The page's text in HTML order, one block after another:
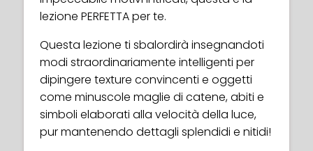
lezione PERFETTA per te.
Questa lezione ti sbalordirà insegnandoti
modi straordinariamente intelligenti per
dipingere texture convincenti e oggetti
come minuscole maglie di catene, abiti e
simboli elaborati alla velocità della luce,
pur mantenendo dettagli splendidi e nitidi!